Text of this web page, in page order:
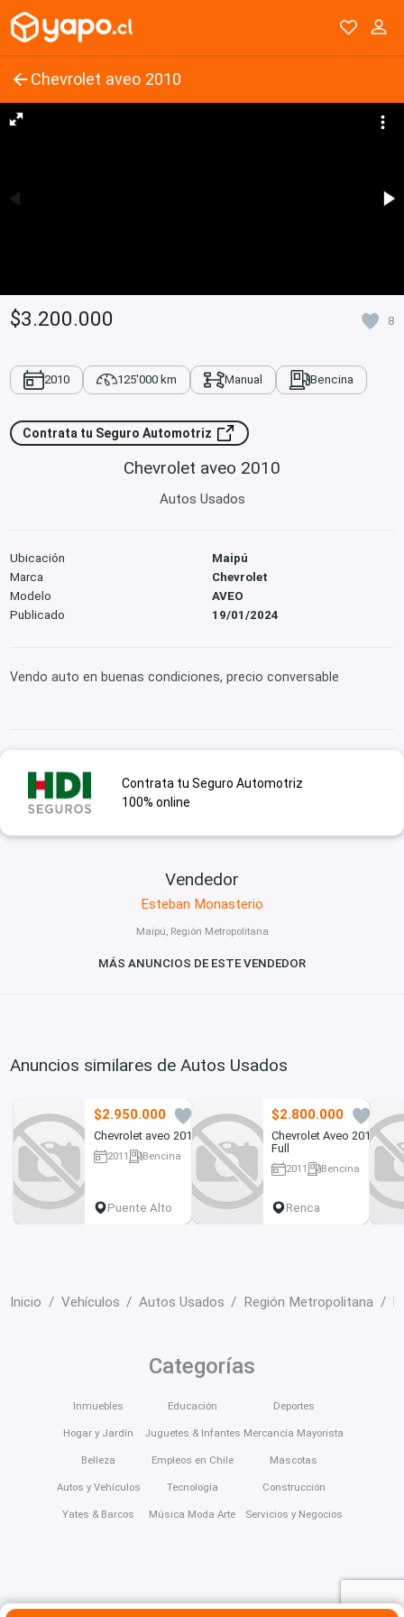
Chevrolet aveo 2010
$3.200.000 8
2010 125'000 km Manual Bencina
Contrata tu Seguro Automotriz
Chevrolet aveo 2010
Autos Usados
Ubicación
Maipú
Marca
Chevrolet
Modelo
AVEO
Publicado
19/01/2024
Vendo auto en buenas condiciones, precio conversable
Contrata tu Seguro Automotriz
100% online
Vendedor
Esteban Monasterio
Maipú, Región Metropolitana
MÁS ANUNCIOS DE ESTE VENDEDOR
Anuncios similares de Autos Usados
$2.950.000
17
Chevrolet aveo 2011
2011
Bencina
Puente Alto
$2.800.000
Chevrolet Aveo 2011
Full
2011
Bencina
Renca
Inicio Vehículos Autos Usados Región Metropolitana
Categorías
Inmuebles
Hogar y Jardín
Belleza
Autos y Vehículos
Yates & Barcos
Educación
Juguetes & Infantes
Empleos en Chile
Tecnología
Música Moda Arte
Deportes
Mercancía Mayorista
Mascotas
Construcción
Servicios y Negocios